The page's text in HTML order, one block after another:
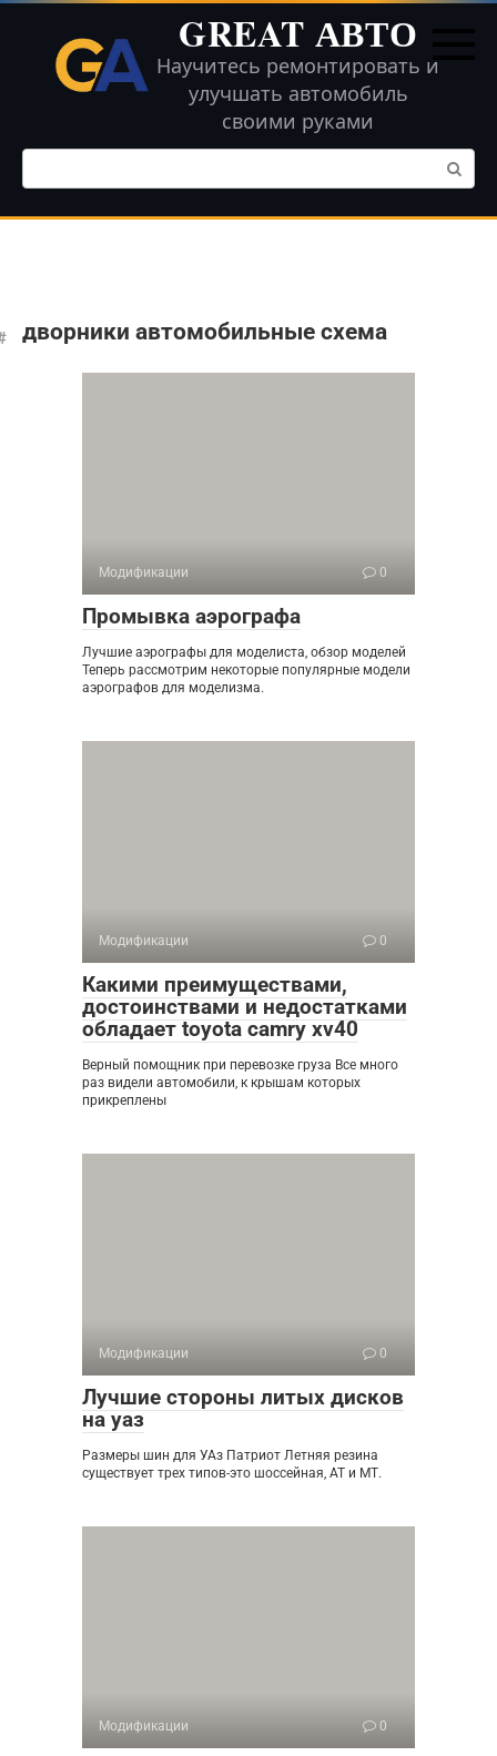
Перейти
контенту
GREAT АВТО
Научитесь ремонтировать и
улучшать автомобиль
своими руками
Поиск:
дворники автомобильные схема
Модификации 0
Промывка аэрографа
Лучшие аэрографы для моделиста, обзор моделей
Теперь рассмотрим некоторые популярные модели
аэрографов для моделизма.
Модификации 0
Какими преимуществами,
достоинствами и недостатками
обладает toyota camry xv40
Верный помощник при перевозке груза Все много
раз видели автомобили, к крышам которых
прикреплены
Модификации 0
Лучшие стороны литых дисков
на уаз
Размеры шин для УАз Патриот Летняя резина
существует трех типов-это шоссейная, АТ и МТ.
Модификации 0